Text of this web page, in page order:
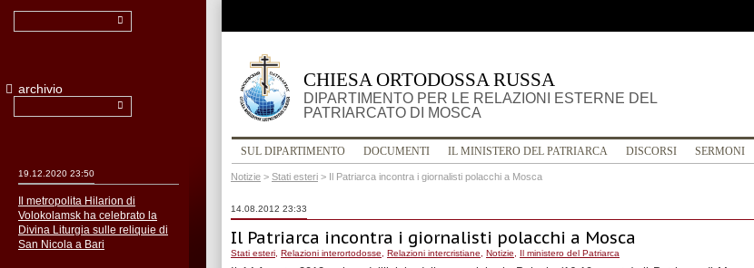
CHIESA ORTODOSSA RUSSA
DIPARTIMENTO PER LE RELAZIONI ESTERNE DEL
PATRIARCATO DI MOSCA
SUL DIPARTIMENTO DOCUMENTI IL MINISTERO DEL PATRIARCA DISCORSI SERMONI
Notizie > Stati esteri > Il Patriarca incontra i giornalisti polacchi a Mosca
14.08.2012 23:33
Il Patriarca incontra i giornalisti polacchi a Mosca
Stati esteri Relazioni interortodosse Relazioni intercristiane Notizie Il ministero del Patriarca
archivio
19.12.2020 23:50
Il metropolita Hilarion di
Volokolamsk ha celebrato la
Divina Liturgia sulle reliquie di
San Nicola a Bari